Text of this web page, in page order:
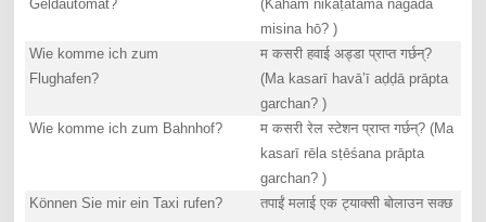
Geldautomat?
(Kahām̐ nikaṭatama nagada
misina hō? )
Wie komme ich zum
Flughafen?
म कसरी हवाई अड्डा प्राप्त गर्छन्?
(Ma kasarī havā’ī aḍḍā prāpta
garchan? )
Wie komme ich zum Bahnhof?
म कसरी रेल स्टेशन प्राप्त गर्छन्? (Ma
kasarī rēla sṭēśana prāpta
garchan? )
Können Sie mir ein Taxi rufen?
तपाईं मलाई एक ट्याक्सी बोलाउन सक्छ